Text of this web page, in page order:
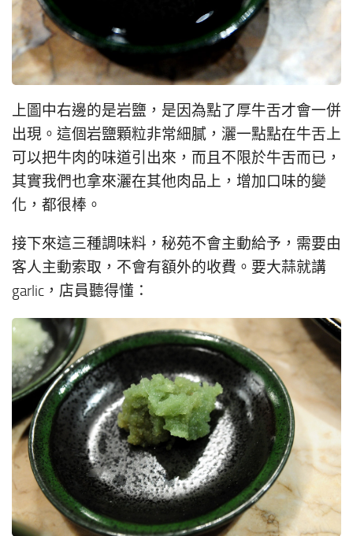
上圖中右邊的是岩鹽，是因為點了厚牛舌才會一併
出現。這個岩鹽顆粒非常細膩，灑一點點在牛舌上
可以把牛肉的味道引出來，而且不限於牛舌而已，
其實我們也拿來灑在其他肉品上，增加口味的變
化，都很棒。
接下來這三種調味料，秘苑不會主動給予，需要由
客人主動索取，不會有額外的收費。要大蒜就講
garlic，店員聽得懂：